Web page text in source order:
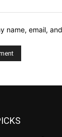
name, email,